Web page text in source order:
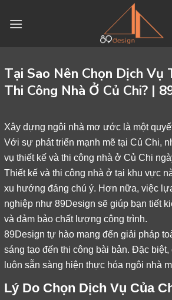
Tại Sao Nên Chọn Dịch Vụ
Thi Công Nhà Ở Củ Chi? |
Xây dựng ngôi nhà mơ ước là một
Với sự phát triển mạnh mẽ tại Củ Chi,
vụ thiết kế và thi công nhà ở Củ Chi
Thiết kế và thi công nhà ở tại khu vực
xu hướng đáng chú ý. Hơn nữa, việc
nghiệp như 89Design sẽ giúp bạn tiết
và đảm bảo chất lượng công trình.
89Design tự hào mang đến giải pháp
sáng tạo đến thi công bài bản. Đặc
luôn sẵn sàng hiện thực hóa ngôi nhà
Lý Do Chọn Dịch Vụ Của